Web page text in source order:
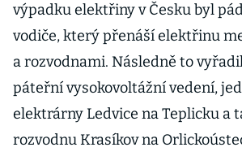
výpadku elektřiny v Česku byl
vodiče, který přenáší elektřinu
a rozvodnami. Následně to
páteřní vysokovoltážní vedení,
elektrárny Ledvice na Teplicku a
rozvodnu Krasíkov na